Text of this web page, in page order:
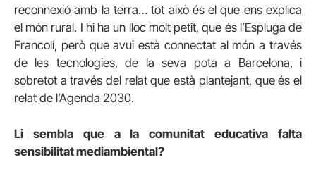
reconnexió amb la terra… tot això és el que ens explica
el món rural. I hi ha un lloc molt petit, que és l’Espluga de
Francolí, però que avui està connectat al món a través
de les tecnologies, de la seva pota a Barcelona, i
sobretot a través del relat que està plantejant, que és el
relat de l’Agenda 2030.
Li sembla que a la comunitat educativa falta
sensibilitat mediambiental?